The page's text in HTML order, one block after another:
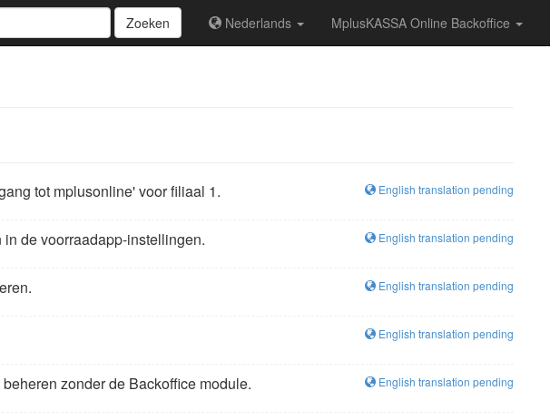
Zoeken Nederlands MplusKASSA Online Backoffice
English translation pending
tot mplusonline' voor filiaal 1.
English translation pending
de voorraadapp-instellingen.
English translation pending
English translation pending
English translation pending
zonder de Backoffice module.